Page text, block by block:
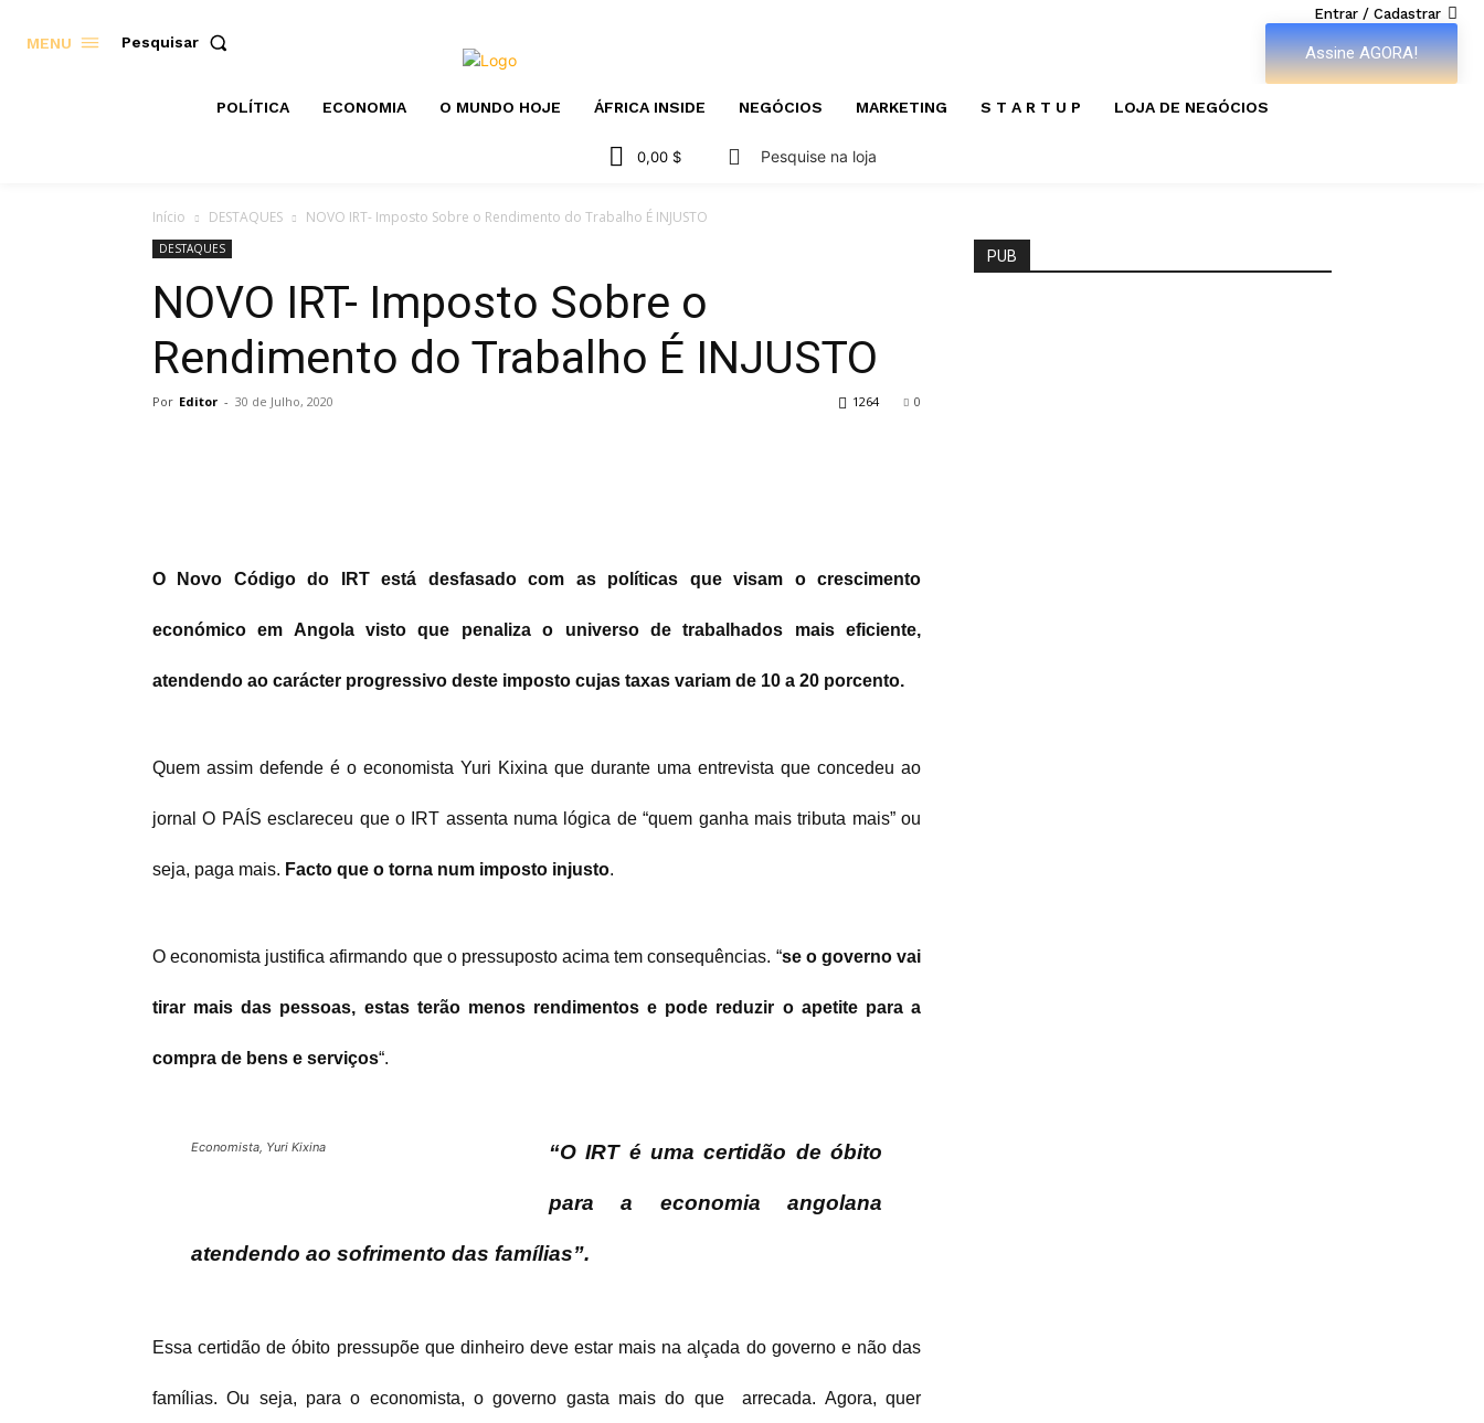
MENU Pesquisar
Entrar / Cadastrar
Assine AGORA!
POLÍTICA ECONOMIA O MUNDO HOJE ÁFRICA INSIDE NEGÓCIOS MARKETING S T A R T U P LOJA DE NEGÓCIOS
0,00 $ Pesquise na loja
Início DESTAQUES NOVO IRT- Imposto Sobre o Rendimento do Trabalho É INJUSTO
DESTAQUES
NOVO IRT- Imposto Sobre o
Rendimento do Trabalho É INJUSTO
Por Editor - 30 de Julho, 2020 0
1264
O Novo Código do IRT está desfasado com as políticas que visam o crescimento
económico em Angola visto que penaliza o universo de trabalhados mais eficiente,
atendendo ao carácter progressivo deste imposto cujas taxas variam de 10 a 20 porcento.
Quem assim defende é o economista Yuri Kixina que durante uma entrevista que concedeu ao
jornal O PAÍS esclareceu que o IRT assenta numa lógica de “quem ganha mais tributa mais” ou
seja, paga mais. Facto que o torna num imposto injusto.
O economista justifica afirmando que o pressuposto acima tem consequências. “se o governo vai
tirar mais das pessoas, estas terão menos rendimentos e pode reduzir o apetite para a
compra de bens e serviços“.
Economista, Yuri Kixina “O IRT é uma certidão de óbito
para a economia angolana
atendendo ao sofrimento das famílias”.
Essa certidão de óbito pressupõe que dinheiro deve estar mais na alçada do governo e não das
famílias. Ou seja, para o economista, o governo gasta mais do que arrecada. Agora, quer
PUB